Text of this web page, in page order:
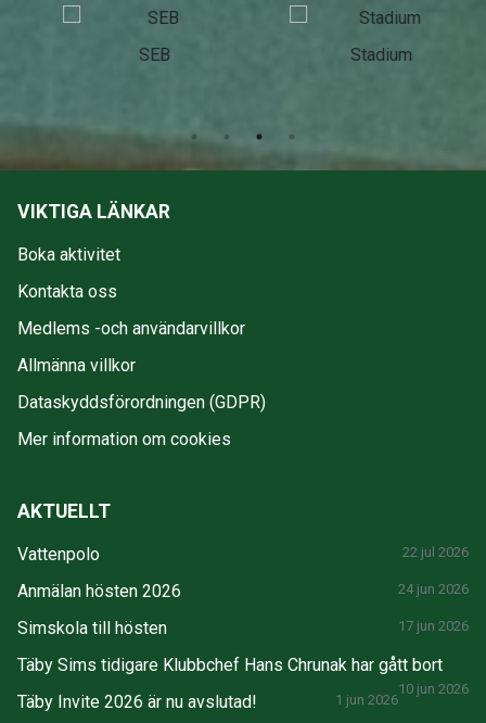
Stadium Folkspel
VIKTIGA LÄNKAR
Boka aktivitet
Kontakta oss
Medlems -och användarvillkor
Allmänna villkor
Dataskyddsförordningen (GDPR)
Mer information om cookies
AKTUELLT
Vattenpolo 22 jul 2026
Anmälan hösten 2026 24 jun 2026
Simskola till hösten 17 jun 2026
Täby Sims tidigare Klubbchef Hans Chrunak har gått bort
10 jun 2026
Täby Invite 2026 är nu avslutad! 1 jun 2026